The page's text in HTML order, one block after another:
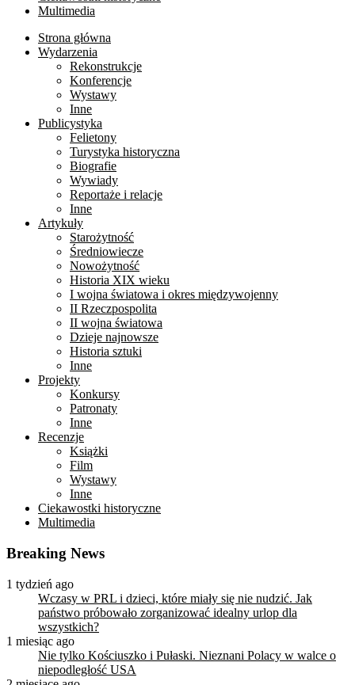
Multimedia
Strona główna
Wydarzenia
Rekonstrukcje
Konferencje
Wystawy
Inne
Publicystyka
Felietony
Turystyka historyczna
Biografie
Wywiady
Reportaże i relacje
Inne
Artykuły
Starożytność
Średniowiecze
Nowożytność
Historia XIX wieku
I wojna światowa i okres międzywojenny
II Rzeczpospolita
II wojna światowa
Dzieje najnowsze
Historia sztuki
Inne
Projekty
Konkursy
Patronaty
Inne
Recenzje
Książki
Film
Wystawy
Inne
Ciekawostki historyczne
Multimedia
Breaking News
1 tydzień ago
Wczasy w PRL i dzieci, które miały się nie nudzić. Jak
państwo próbowało zorganizować idealny urlop dla
wszystkich?
1 miesiąc ago
Nie tylko Kościuszko i Pułaski. Nieznani Polacy w walce o
niepodległość USA